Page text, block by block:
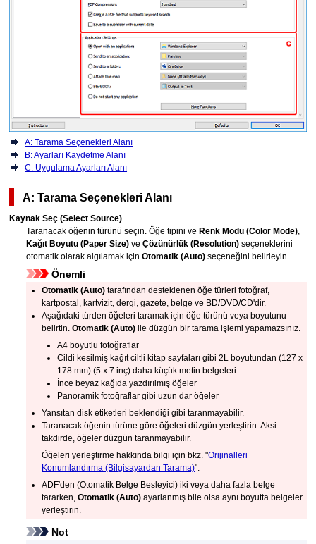
A: Tarama Seçenekleri Alanı
B: Ayarları Kaydetme Alanı
C: Uygulama Ayarları Alanı
A: Tarama Seçenekleri Alanı
Kaynak Seç (Select Source)
Taranacak öğenin türünü seçin. Öğe tipini veRenk Modu (Color Mode)
Kağıt Boyutu (Paper Size) veÇözünürlük (Resolution) seçeneklerini
otomatik olarak algılamak içinOtomatik (Auto) seçeneğini belirleyin.
Önemli
Otomatik (Auto) tarafından desteklenen öğe türleri fotoğraf,
kartpostal, kartvizit, dergi, gazete, belge ve BD/DVD/CD'dir.
Aşağıdaki türden öğeleri taramak için öğe türünü veya boyutunu
belirtin. Otomatik (Auto) ile düzgün bir tarama işlemi yapamazsınız.
A4 boyutlu fotoğraflar
Cildi kesilmiş kağıt ciltli kitap sayfaları gibi 2L boyutundan (127 x
178 mm) (5 x 7 inç) daha küçük metin belgeleri
İnce beyaz kağıda yazdırılmış öğeler
Panoramik fotoğraflar gibi uzun dar öğeler
Yansıtan disk etiketleri beklendiği gibi taranmayabilir.
Taranacak öğenin türüne göre öğeleri düzgün yerleştirin. Aksi
takdirde, öğeler düzgün taranmayabilir.
Öğeleri yerleştirme hakkında bilgi için bkz. "Orijinalleri
Konumlandırma (Bilgisayardan Tarama)".
ADF'den (Otomatik Belge Besleyici) iki veya daha fazla belge
tararken,Otomatik (Auto) ayarlanmış bile olsa aynı boyutta belgeler
yerleştirin.
Not